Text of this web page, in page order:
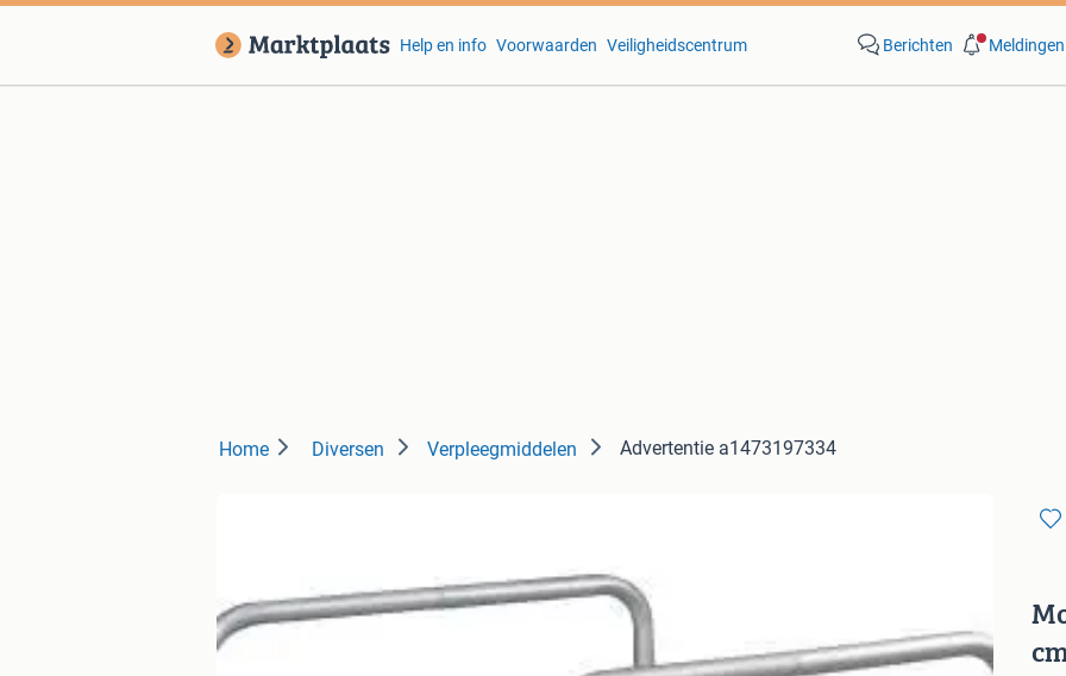
Help en info Voorwaarden Veiligheidscentrum Berichten Meldingen
Home Diversen Verpleegmiddelen Advertentie a1473197334